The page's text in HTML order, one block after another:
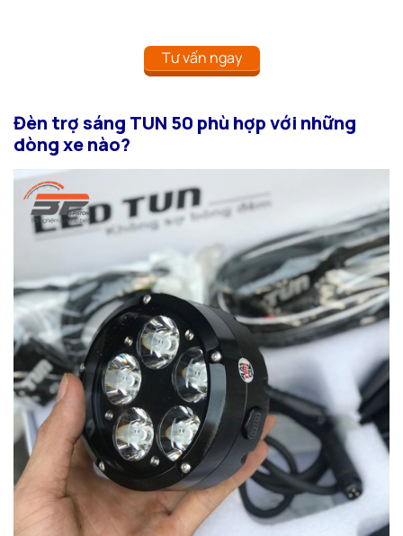
Tư vấn ngay
Đèn trợ sáng TUN 50 phù hợp với những
dòng xe nào?